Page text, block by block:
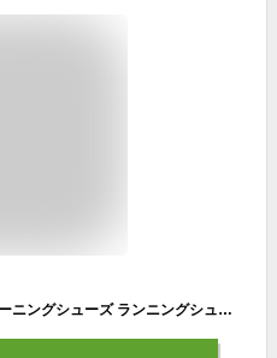
高評価★4.45【土日も発送】 トレーニングシューズ ランニングシューズ メンズ レディース スニーカー 運動靴 ランニング シューズ ウォーキング ウォーキングシューズ 紐 おしゃれ 靴 靴紐 カジュアル 通学 通勤 軽い 軽量 スポーツ ジム